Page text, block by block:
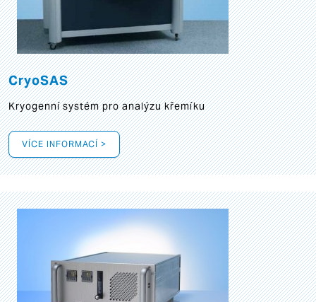
CryoSAS
Kryogenní systém pro analýzu křemíku
VÍCE INFORMACÍ >